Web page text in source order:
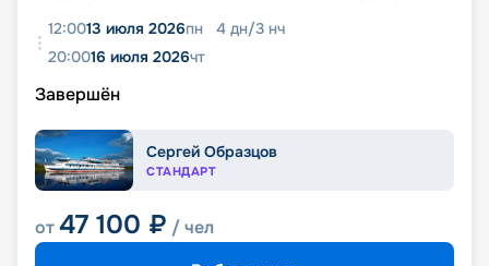
12:0013 июля 2026пн 4 дн/3 нч
20:0016 июля 2026чт
Завершён
Сергей Образцов
СТАНДАРТ
от47 100 ₽ / чел